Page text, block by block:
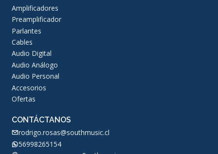
Amplificadores
Preamplificador
Parlantes
Cables
Audio Digital
Audio Análogo
Audio Personal
Accesorios
Ofertas
CONTÁCTANOS
rodrigo.rosas@southmusic.cl
56998265154